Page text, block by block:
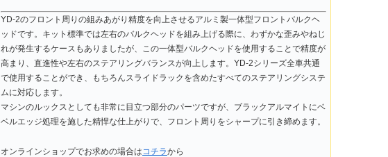
YD-2のフロント周りの組みあがり精度を向上させるアルミ製一体型フロントバルクヘ
ッドです。キット標準では左右のバルクヘッドを組み上げる際に、わずかな歪みやねじ
れが発生するケースもありましたが、この一体型バルクヘッドを使用することで精度が
高まり、直進性や左右のステアリングバランスが向上します。YD-2シリーズ全車共通
で使用することができ、もちろんスライドラックを含めたすべてのステアリングシステ
ムに対応します。
マシンのルックスとしても非常に目立つ部分のパーツですが、ブラックアルマイトにベ
ベルエッジ処理を施した精悍な仕上がりで、フロント周りをシャープに引き締めます。
オンラインショップでお求めの場合は コチラから